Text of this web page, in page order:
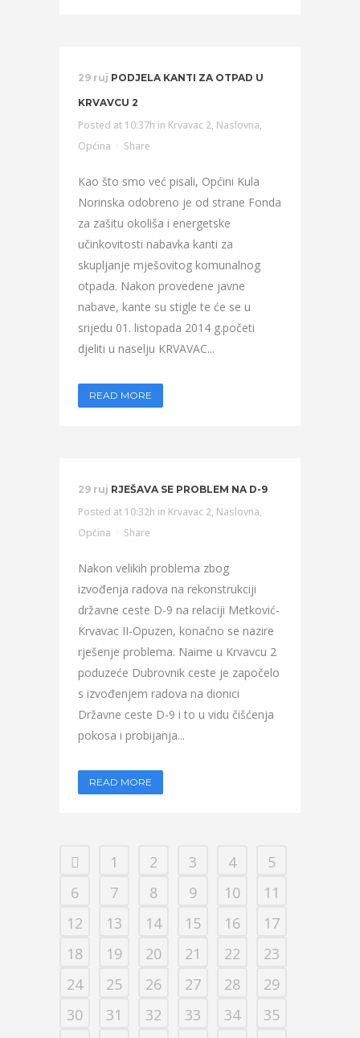
29 ruj PODJELA KANTI ZA OTPAD U
KRVAVCU 2
Posted at 10:37h in Krvavac 2, Naslovna,
Općina
Share
Kao što smo već pisali, Općini Kula
Norinska odobreno je od strane Fonda
za zašitu okoliša i energetske
učinkovitosti nabavka kanti za
skupljanje mješovitog komunalnog
otpada. Nakon provedene javne
nabave, kante su stigle te će se u
srijedu 01. listopada 2014 g.početi
djeliti u naselju KRVAVAC...
READ MORE
29 ruj RJEŠAVA SE PROBLEM NA D-9
Posted at 10:32h in Krvavac 2, Naslovna,
Općina
Share
Nakon velikih problema zbog
izvođenja radova na rekonstrukciji
državne ceste D-9 na relaciji Metković-
Krvavac II-Opuzen, konačno se nazire
rješenje problema. Naime u Krvavcu 2
poduzeće Dubrovnik ceste je započelo
s izvođenjem radova na dionici
Državne ceste D-9 i to u vidu čišćenja
pokosa i probijanja...
READ MORE
1 2 3 4
5
6
7 8 9 10
11
12
13 14 15 16
17
18
19 20 21 22
23
24
25 26 27 28
29
30
31 32 33 34
35